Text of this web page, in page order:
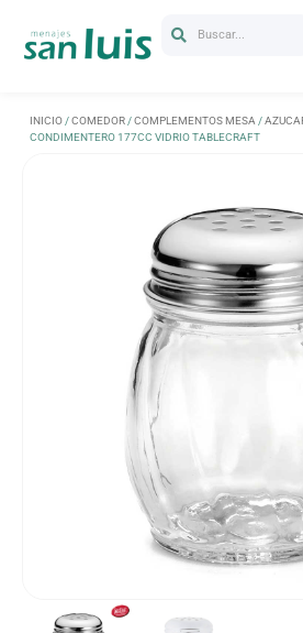
Buscar...
INICIO /COMEDOR /COMPLEMENTOS MESA /
CONDIMENTERO 177CC VIDRIO TABLECRAFT